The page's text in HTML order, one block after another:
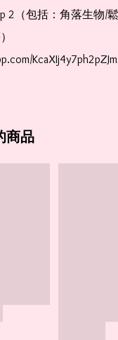
2（包括：角落生物/
商品